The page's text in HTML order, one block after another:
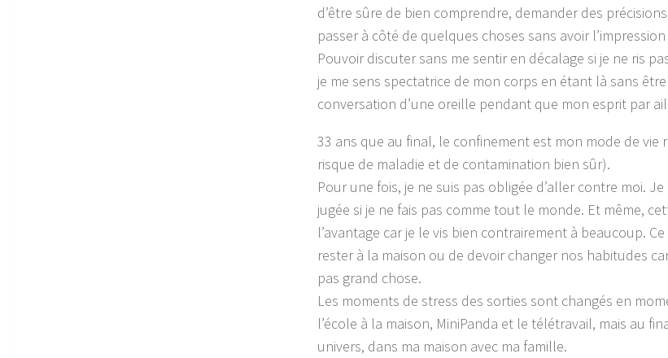
d’être sûre de bien comprendre, demander des
passer à côté de quelques choses sans avoir
Pouvoir discuter sans me sentir en décalage si je ne ris
je me sens spectatrice de mon corps en étant là sans
conversation d’une oreille pendant que mon esprit par
33 ans que au final, le confinement est mon mode de vie
risque de maladie et de contamination bien sûr).
Pour une fois, je ne suis pas obligée d’aller contre moi.
jugée si je ne fais pas comme tout le monde. Et même,
l’avantage car je le vis bien contrairement à beaucoup.
rester à la maison ou de devoir changer nos habitudes
pas grand chose.
Les moments de stress des sorties sont changés en
l’école à la maison, MiniPanda et le télétravail, mais au
univers, dans ma maison avec ma famille.